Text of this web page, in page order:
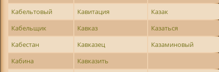
Кабельтовый Кавитация
Казак
Кабельщик
Кавказ
Казаться
Кабестан
Кавказец
Казаминовый
Кабина
Кавказить